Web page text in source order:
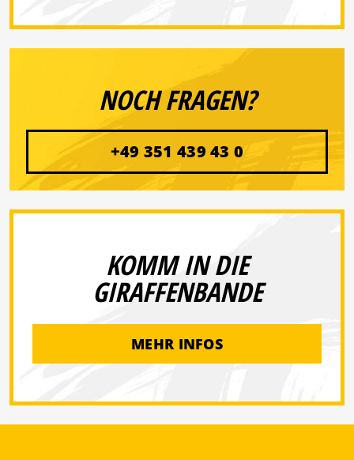
NOCH FRAGEN?
+49 351 439 43 0
KOMM IN DIE
GIRAFFENBANDE
MEHR INFOS